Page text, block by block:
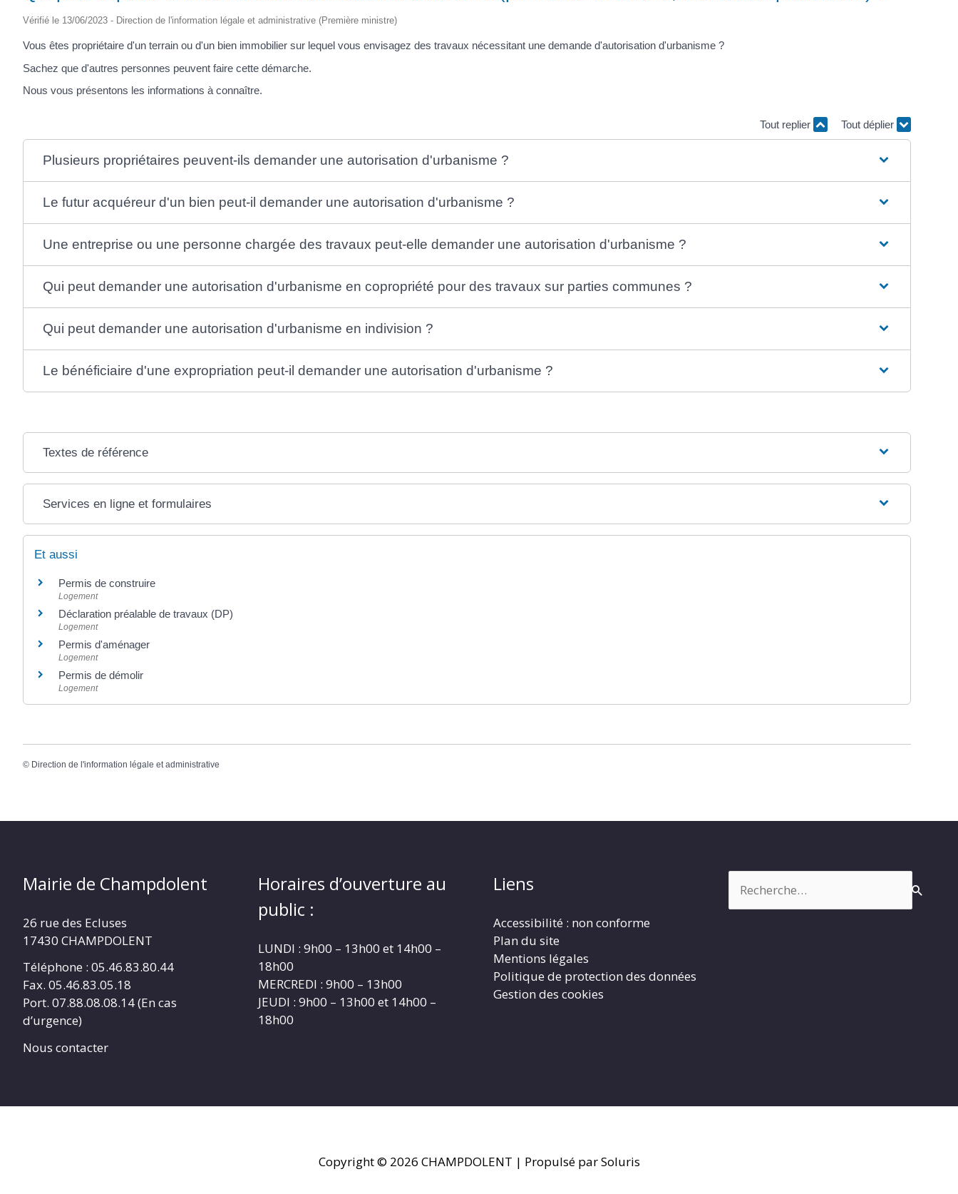
Vérifié le 13/06/2023 - Direction de l'information légale et administrative (Première ministre)
Vous êtes propriétaire d'un terrain ou d'un bien immobilier sur lequel vous envisagez des travaux nécessitant une demande d'autorisation d'urbanisme ?
Sachez que d'autres personnes peuvent faire cette démarche.
Nous vous présentons les informations à connaître.
Tout replier Tout déplier
Plusieurs propriétaires peuvent-ils demander une autorisation d'urbanisme ?
Le futur acquéreur d'un bien peut-il demander une autorisation d'urbanisme ?
Une entreprise ou une personne chargée des travaux peut-elle demander une autorisation d'urbanisme ?
Qui peut demander une autorisation d'urbanisme en copropriété pour des travaux sur parties communes ?
Qui peut demander une autorisation d'urbanisme en indivision ?
Le bénéficiaire d'une expropriation peut-il demander une autorisation d'urbanisme ?
Textes de référence
Services en ligne et formulaires
Et aussi
Permis de construire
Logement
Déclaration préalable de travaux (DP)
Logement
Permis d'aménager
Logement
Permis de démolir
Logement
© Direction de l'information légale et administrative
Mairie de Champdolent
26 rue des Ecluses
17430 CHAMPDOLENT
Téléphone : 05.46.83.80.44
Fax. 05.46.83.05.18
Port. 07.88.08.08.14 (En cas
d’urgence)
Nous contacter
Horaires d’ouverture au
public :
LUNDI : 9h00 – 13h00 et 14h00 –
18h00
MERCREDI : 9h00 – 13h00
JEUDI : 9h00 – 13h00 et 14h00 –
18h00
Liens
Accessibilité : non conforme
Plan du site
Mentions légales
Politique de protection des données
Gestion des cookies
Copyright © 2026 CHAMPDOLENT | Propulsé par Soluris